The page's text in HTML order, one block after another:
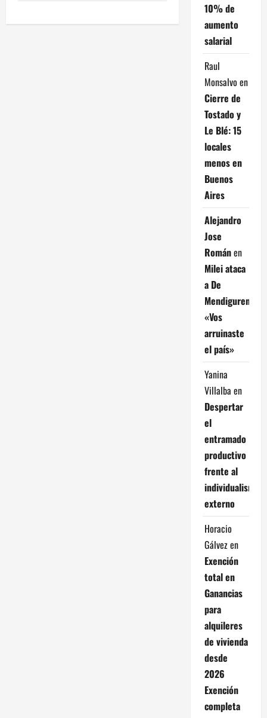
10% de
aumento
salarial
Raul
Monsalvo en
Cierre de
Tostado y
Le Blé: 15
locales
menos en
Buenos
Aires
Alejandro
Jose
Románen
Milei ataca
a De
Mendiguren:
«Vos
arruinaste
el país»
Yanina
Villalba en
Despertar
el
entramado
productivo
frente al
individualismo
externo
Horacio
Gálvezen
Exención
total en
Ganancias
para
alquileres
de vivienda
desde
2026
Exención
completa